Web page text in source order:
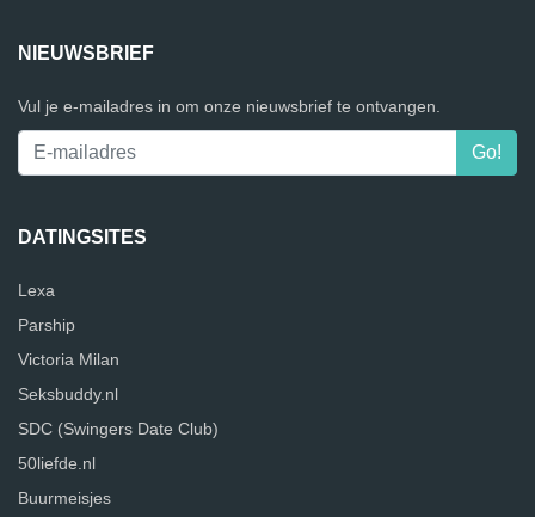
NIEUWSBRIEF
Vul je e-mailadres in om onze nieuwsbrief te ontvangen.
DATINGSITES
Lexa
Parship
Victoria Milan
Seksbuddy.nl
SDC (Swingers Date Club)
50liefde.nl
Buurmeisjes